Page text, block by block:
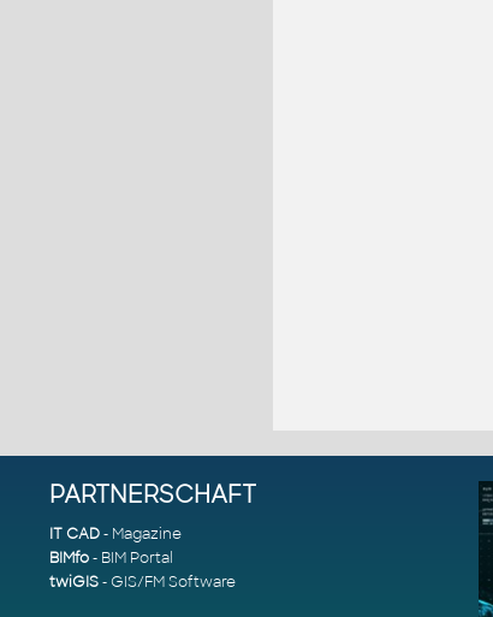
PARTNERSCHAFT
IT CAD- Magazine
BIMfo- BIM Portal
twiGIS- GIS/FM Software